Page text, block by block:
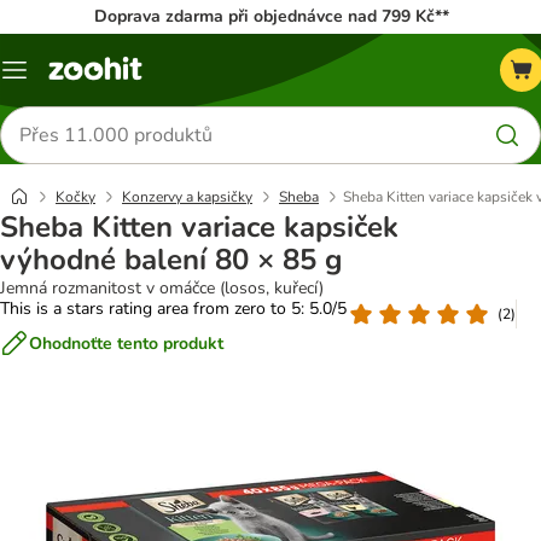
Doprava zdarma při objednávce nad 799 Kč**
Menu
Hledat
produkty
Kočky Konzervy a kapsičky Sheba Sheba Kitten variace
Sheba Kitten variace kapsiček
výhodné balení 80 × 85 g
Jemná rozmanitost v omáčce (losos, kuřecí)
This is a stars rating area from zero to 5: 5.0/5
(2)
Ohodnoťte tento produkt